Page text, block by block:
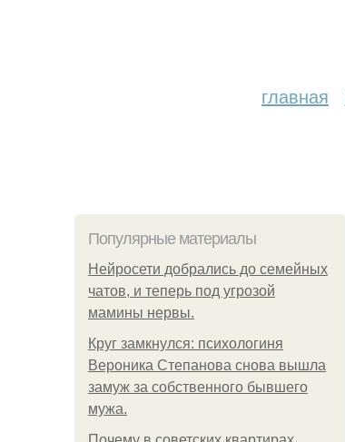
главная
Популярные материалы
Нейросети добрались до семейных
чатов, и теперь под угрозой
мамины нервы.
Круг замкнулся: психологиня
Вероника Степанова снова вышла
замуж за собственного бывшего
мужа.